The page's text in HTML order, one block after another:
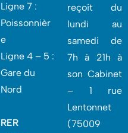
Ligne 7 :
Poissonnièr
e
Ligne 4 – 5 :
Gare du
Nord
RER
reçoit du
lundi au
samedi de
7h à 21h à
son Cabinet
– 1 rue
Lentonnet
(75009